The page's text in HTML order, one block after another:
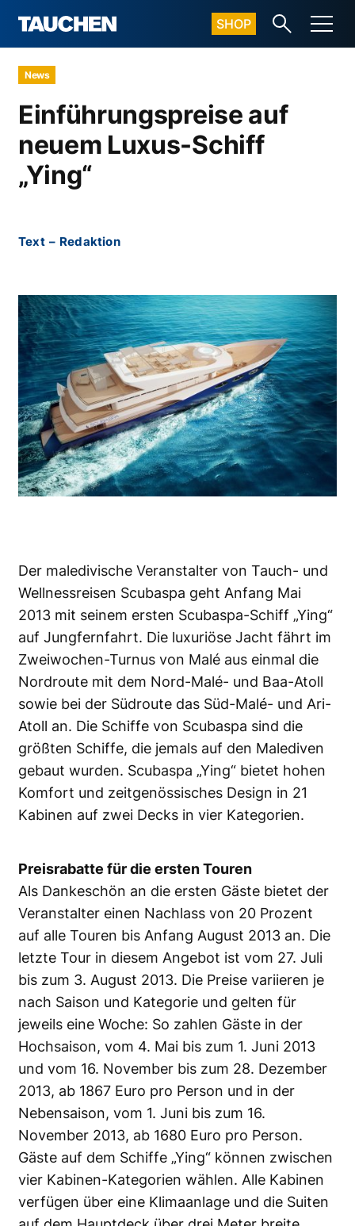
SHOP
News
Einführungspreise auf
neuem Luxus-Schiff
„Ying“
Text – Redaktion
Der maledivische Veranstalter von Tauch- und
Wellnessreisen Scubaspa geht Anfang Mai
2013 mit seinem ersten Scubaspa-Schiff „Ying“
auf Jungfernfahrt. Die luxuriöse Jacht fährt im
Zweiwochen-Turnus von Malé aus einmal die
Nordroute mit dem Nord-Malé- und Baa-Atoll
sowie bei der Südroute das Süd-Malé- und Ari-
Atoll an. Die Schiffe von Scubaspa sind die
größten Schiffe, die jemals auf den Malediven
gebaut wurden. Scubaspa „Ying“ bietet hohen
Komfort und zeitgenössisches Design in 21
Kabinen auf zwei Decks in vier Kategorien.
Preisrabatte für die ersten Touren
Als Dankeschön an die ersten Gäste bietet der
Veranstalter einen Nachlass von 20 Prozent
auf alle Touren bis Anfang August 2013 an. Die
letzte Tour in diesem Angebot ist vom 27. Juli
bis zum 3. August 2013. Die Preise variieren je
nach Saison und Kategorie und gelten für
jeweils eine Woche: So zahlen Gäste in der
Hochsaison, vom 4. Mai bis zum 1. Juni 2013
und vom 16. November bis zum 28. Dezember
2013, ab 1867 Euro pro Person und in der
Nebensaison, vom 1. Juni bis zum 16.
November 2013, ab 1680 Euro pro Person.
Gäste auf dem Schiffe „Ying“ können zwischen
vier Kabinen-Kategorien wählen. Alle Kabinen
verfügen über eine Klimaanlage und die Suiten